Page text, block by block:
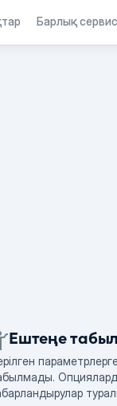
Барлық
Ештеңе